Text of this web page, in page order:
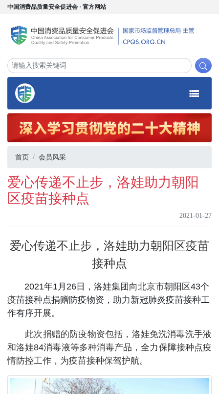
中国消费品质量安全促进会 · 官方网站
首页 会员风采
爱心传递不止步，洛娃助力朝阳
区疫苗接种点
2021-01-27
爱心传递不止步，洛娃助力朝阳区疫苗
接种点
2021年1月26日，洛娃集团向北京市朝阳区43个
疫苗接种点捐赠防疫物资，助力新冠肺炎疫苗接种工
作有序开展。
此次捐赠的防疫物资包括，洛娃免洗消毒洗手液
和洛娃84消毒液等多种消毒产品，全力保障接种点疫
情防控工作，为疫苗接种保驾护航。